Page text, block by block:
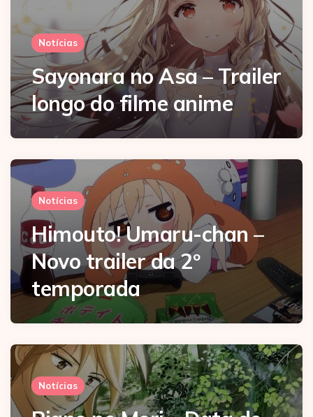
Notícias
Sayonara no Asa – Trailer
longo do filme anime
Notícias
Himouto! Umaru-chan –
Novo trailer da 2º
temporada
Notícias